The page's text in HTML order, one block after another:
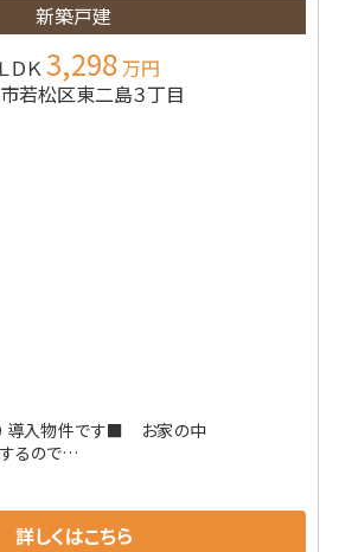
新築戸建
ＤＫ3,298万円
若松区東二島３丁目
導入物件です■ お家の中
るので…
詳しくはこちら